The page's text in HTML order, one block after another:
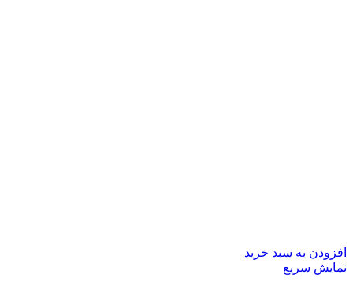
افزودن به سبد خرید
نمایش سریع